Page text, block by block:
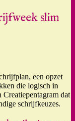
slim
een opzet
die logisch in
dat
schrijfkeuzes.